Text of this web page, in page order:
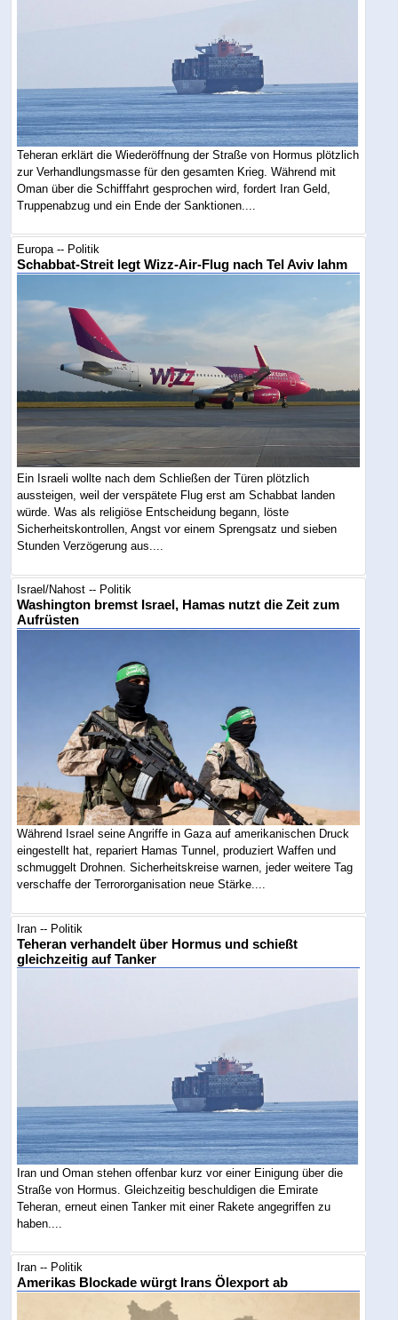
Teheran erklärt die Wiederöffnung der Straße von Hormus plötzlich
zur Verhandlungsmasse für den gesamten Krieg. Während mit
Oman über die Schifffahrt gesprochen wird, fordert Iran Geld,
Truppenabzug und ein Ende der Sanktionen....
Europa -- Politik
Schabbat-Streit legt Wizz-Air-Flug nach Tel Aviv lahm
Ein Israeli wollte nach dem Schließen der Türen plötzlich
aussteigen, weil der verspätete Flug erst am Schabbat landen
würde. Was als religiöse Entscheidung begann, löste
Sicherheitskontrollen, Angst vor einem Sprengsatz und sieben
Stunden Verzögerung aus....
Israel/Nahost -- Politik
Washington bremst Israel, Hamas nutzt die Zeit zum
Aufrüsten
Während Israel seine Angriffe in Gaza auf amerikanischen Druck
eingestellt hat, repariert Hamas Tunnel, produziert Waffen und
schmuggelt Drohnen. Sicherheitskreise warnen, jeder weitere Tag
verschaffe der Terrororganisation neue Stärke....
Iran -- Politik
Teheran verhandelt über Hormus und schießt
gleichzeitig auf Tanker
Iran und Oman stehen offenbar kurz vor einer Einigung über die
Straße von Hormus. Gleichzeitig beschuldigen die Emirate
Teheran, erneut einen Tanker mit einer Rakete angegriffen zu
haben....
Iran -- Politik
Amerikas Blockade würgt Irans Ölexport ab